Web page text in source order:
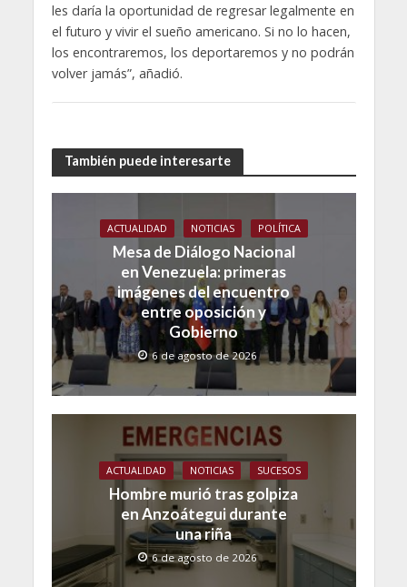
les daría la oportunidad de regresar legalmente en
el futuro y vivir el sueño americano. Si no lo hacen,
los encontraremos, los deportaremos y no podrán
volver jamás”, añadió.
También puede interesarte
ACTUALIDAD NOTICIAS POLÍTICA
Mesa de Diálogo Nacional
en Venezuela: primeras
imágenes del encuentro
entre oposición y
Gobierno
6 de agosto de 2026
ACTUALIDAD NOTICIAS SUCESOS
Hombre murió tras golpiza
en Anzoátegui durante
una riña
6 de agosto de 2026